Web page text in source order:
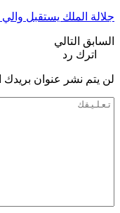
جلالة الملك يستقبل
السابق التالي
اترك رد
لن يتم نشر عنوان بريدك